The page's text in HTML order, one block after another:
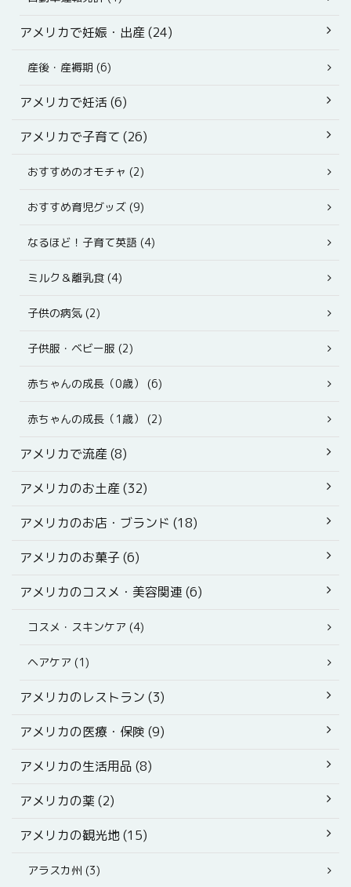
アメリカで妊娠・出産 (24)
産後・産褥期 (6)
アメリカで妊活 (6)
アメリカで子育て (26)
おすすめのオモチャ (2)
おすすめ育児グッズ (9)
なるほど！子育て英語 (4)
ミルク＆離乳食 (4)
子供の病気 (2)
子供服・ベビー服 (2)
赤ちゃんの成長（0歳） (6)
赤ちゃんの成長（1歳） (2)
アメリカで流産 (8)
アメリカのお土産 (32)
アメリカのお店・ブランド (18)
アメリカのお菓子 (6)
アメリカのコスメ・美容関連 (6)
コスメ・スキンケア (4)
ヘアケア (1)
アメリカのレストラン (3)
アメリカの医療・保険 (9)
アメリカの生活用品 (8)
アメリカの薬 (2)
アメリカの観光地 (15)
アラスカ州 (3)